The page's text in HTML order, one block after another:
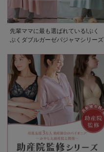
先輩ママに最も選ばれている!ぷく
ぷくダブルガーゼパジャマシリーズ